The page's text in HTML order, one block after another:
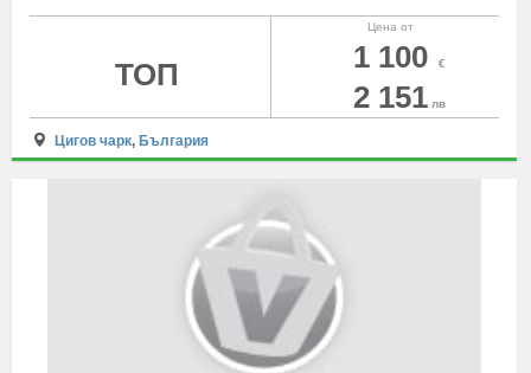
Цена от
1 100 €
2 151 лв
ТОП
Цигов чарк, България